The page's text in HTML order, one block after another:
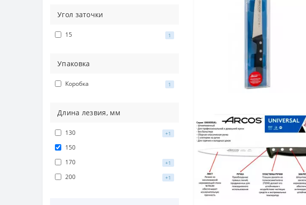
Угол заточки
15 1
Упаковка
Коробка 1
Длина лезвия, мм
130 +1
150
170
+1
200 +1